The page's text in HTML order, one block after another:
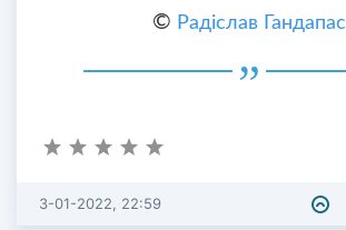
© Радіслав Гандапас
3-01-2022, 22:59